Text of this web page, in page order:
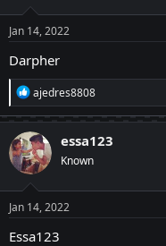
n
s
:
Jan 14, 2022
Darpher
R
e
a
c
t
i
o
n
s
:
ajedres8808
essa123
Known
Jan 14, 2022
Essa123